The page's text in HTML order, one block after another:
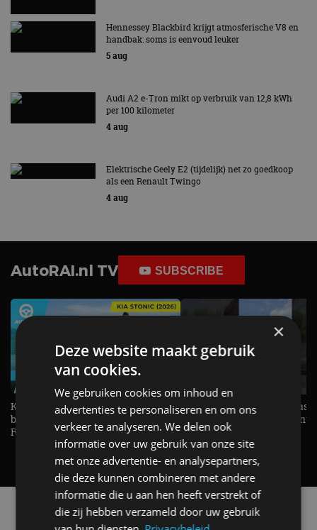
Hennessey Blackbird krijgt atmosferische V8 en
handbak: soms is eenvoud leuker
5 aug
Audi A2 e-Tron mikt op verbruik van 12,8 kWh
per 100 kilometer
4 aug
Elektrische Geely E2 (tijdelijk) net zo goedkoop
als een Renault Twingo
4 aug
AutoRAI.nl TV SUBSCRIBE
KIA Stonic Mild-Hybrid (2026),
benzine, handbak, het bestaat nog! -
REVIEW - AutoRAI TV
Welke elektrische auto past
De EV Experience geeft
op je vraag! - AutoRAI TV
Alle automerken
Selecteer een merk voor meer informatie, modellen
×
Deze website maakt gebruik
van cookies.
We gebruiken cookies om inhoud en
advertenties te personaliseren en om ons
verkeer te analyseren. We delen ook
informatie over uw gebruik van onze site
met onze advertentie- en analysepartners,
die deze kunnen combineren met andere
informatie die u aan hen heeft verstrekt of
die zij hebben verzameld door uw gebruik